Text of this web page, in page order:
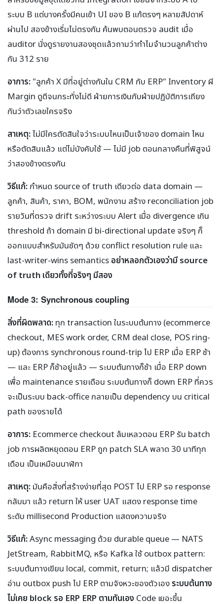
ระบบ B แต่บางครั้งมีคนเข้า UI ของ B แก้ตรงๆ หลายสัปดาห์
ผ่านไป สองข้างเริ่มไม่ตรงกัน ค้นพบตอนตรวจ audit เมื่อ
auditor นั่งดูรายงานสองชุดแล้วถามว่าทำไมจำนวนลูกค้าต่าง
กัน 312 ราย
อาการ: "ลูกค้า X มีที่อยู่ต่างกันใน CRM กับ ERP" Inventory ผี
Margin ดูดีจนกระทั่งไม่ดี ฝ่ายการเงินกับฝ่ายปฏิบัติการเถียง
กันว่าตัวเลขใครจริง
สาเหตุ:ไม่มีใครตัดสินใจว่าระบบไหนเป็นเจ้าของ domain ไหน
หรือตัดสินแล้ว แต่ไม่บังคับใช้ — ไม่มี job ตอนกลางคืนที่พิสูจน์
ว่าสองข้างตรงกัน
วิธีแก้: กำหนด source of truth เดียวต่อ data domain —
ลูกค้า, สินค้า, ราคา, BOM, พนักงาน สร้าง reconciliation job
รายวันที่ตรวจ drift ระหว่างระบบ Alert เมื่อ divergence เกิน
threshold ถ้า domain มี bi-directional update จริงๆ ก็
ออกแบบสำหรับมันชัดๆ ด้วย conflict resolution rule และ
last-writer-wins semantics อย่าหลอกตัวเองว่ามี source
of truth เดียวทั้งที่จริงๆ มีสอง
Mode 3: Synchronous coupling
สิ่งที่ผิดพลาด: ทุก transaction ในระบบต้นทาง (ecommerce
checkout, MES work order, CRM deal close, POS ring-
up) ต้องการ synchronous round-trip ไป ERP เมื่อ ERP ช้า
— และ ERP ก็ช้าอยู่แล้ว — ระบบต้นทางก็ช้า เมื่อ ERP down
เพื่อ maintenance รายเดือน ระบบต้นทางก็ down ERP ที่ควร
จะเป็นระบบ back-office กลายเป็น dependency บน critical
path ของรายได้
อาการ: Ecommerce checkout ล้มเหลวตอน ERP รัน batch
job การผลิตหยุดตอน ERP ถูก patch SLA พลาด 30 นาทีทุก
เดือน เป็นเหมือนนาฬิกา
สาเหตุ: มันคือสิ่งที่สร้างง่ายที่สุด POST ไป ERP รอ response
กลับมา แล้ว return ให้ user UAT แสดง response time
ระดับ millisecond Production แสดงความจริง
วิธีแก้:Async messaging ด้วย durable queue — NATS
JetStream, RabbitMQ, หรือ Kafka ใช้ outbox pattern:
ระบบต้นทางเขียน local, commit, return; แล้วมี dispatcher
อ่าน outbox push ไป ERP ตามจังหวะของตัวเอง ระบบต้นทาง
ไม่เคย block รอ ERP ERP ตามทันเอง Code เยอะขึ้น